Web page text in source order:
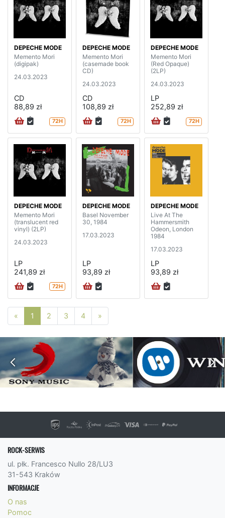
DEPECHE MODE
Memento Mori
(digipak)
24.03.2023
CD
88,89 zł
72H
DEPECHE MODE
Memento Mori
(casemade book
CD)
24.03.2023
CD
108,89 zł
72H
DEPECHE MODE
Memento Mori
(Red Opaque)
(2LP)
24.03.2023
LP
252,89 zł
72H
DEPECHE MODE
Memento Mori
(translucent red
vinyl) (2LP)
24.03.2023
LP
241,89 zł
72H
DEPECHE MODE
Basel November
30, 1984
17.03.2023
LP
93,89 zł
DEPECHE MODE
Live At The
Hammersmith
Odeon, London
1984
17.03.2023
LP
93,89 zł
« Poprzednia strona
1 2 3 4 »
ROCK-SERWIS
ul. płk. Francesco Nullo 28/LU3
31-543 Kraków
INFORMACJE
O nas
Pomoc